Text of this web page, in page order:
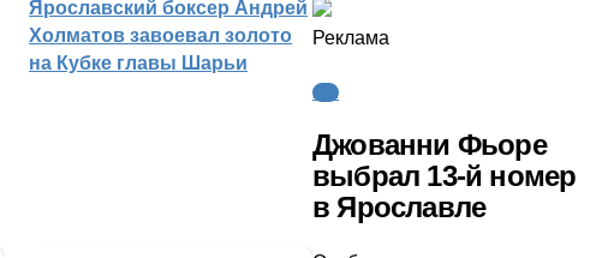
Ярославский боксер Андрей
Холматов завоевал золото
на Кубке главы Шарьи
Реклама
КХЛ
Джованни Фьоре
выбрал 13-й номер
в Ярославле